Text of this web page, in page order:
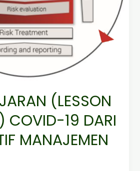
(LESSON
COVID-19 DARI
MANAJEMEN